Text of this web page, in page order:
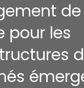
de
pour les